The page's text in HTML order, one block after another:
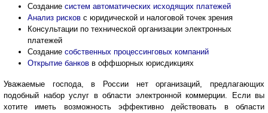
Создание систем автоматических исходящих платежей
Анализ рисков с юридической и налоговой точек зрения
Консультации по технической организации электронных
платежей
Создание собственных процессинговых компаний
Открытие банков в оффшорных юрисдикциях
Уважаемые господа, в России нет организаций, предлагающих
подобный набор услуг в области электронной коммерции. Если вы
хотите иметь возможность эффективно действовать в области